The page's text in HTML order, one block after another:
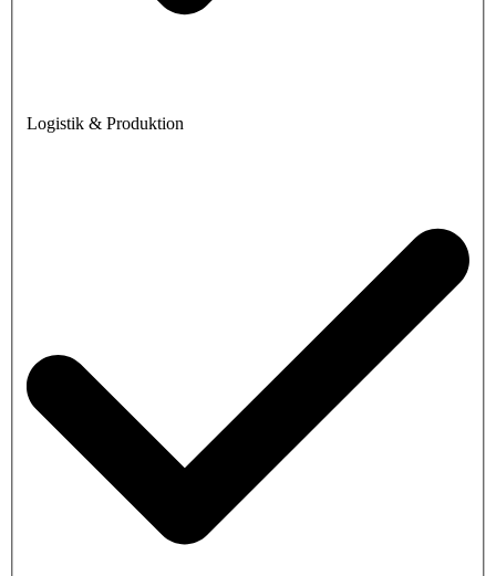
Logistik & Produktion